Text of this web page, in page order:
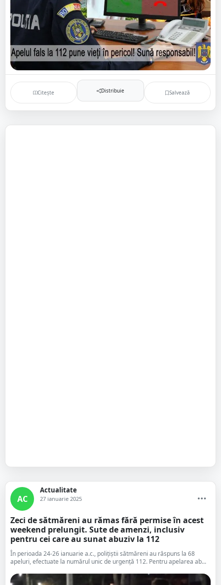
Citește Distribuie Salvează
AC
Actualitate
27 ianuarie 2025
Zeci de sătmăreni au rămas fără permise în acest
weekend prelungit. Sute de amenzi, inclusiv
pentru cei care au sunat abuziv la 112
În perioada 24-26 ianuarie a.c., polițiștii sătmăreni au răspuns la 68
apeluri, efectuate la numărul unic de urgență 112. Pentru apelarea ab...